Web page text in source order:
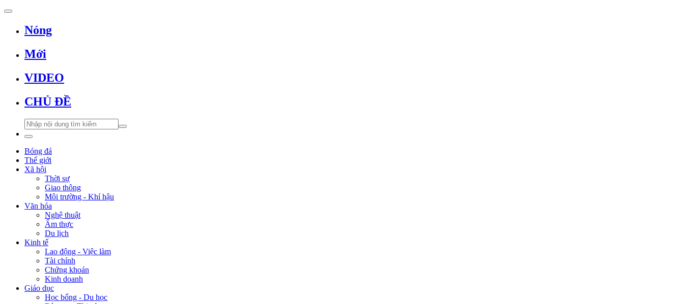
Nóng
Mới
VIDEO
CHỦ ĐỀ
Bóng đá
Thế giới
Xã hội
Thời sự
Giao thông
Môi trường - Khí hậu
Văn hóa
Nghệ thuật
Ẩm thực
Du lịch
Kinh tế
Lao động - Việc làm
Tài chính
Chứng khoán
Kinh doanh
Giáo dục
Học bổng - Du học